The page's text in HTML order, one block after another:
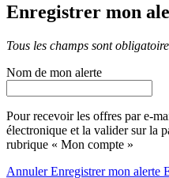
Enregistrer mon
Tous les champs sont
Nom de mon alerte
Pour recevoir les offres par e-
électronique et la valider sur la
rubrique « Mon compte »
AnnulerEnregistrer mon alerte